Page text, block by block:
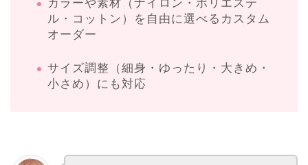
カラーや素材（ナイロン・ポリエステ
ル・コットン）を自由に選べるカスタム
オーダー
サイズ調整（細身・ゆったり・大きめ・
小さめ）にも対応